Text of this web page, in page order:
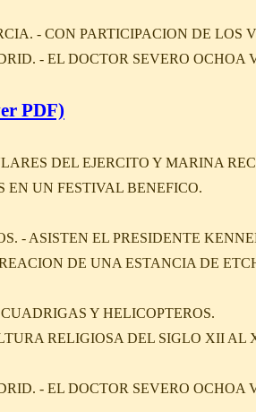
- CON PARTICIPACION DE LOS
- EL DOCTOR SEVERO OCHOA
PDF)
DEL EJERCITO Y MARINA
EN UN FESTIVAL BENEFICO.
- ASISTEN EL PRESIDENTE
DE UNA ESTANCIA DE
Y HELICOPTEROS.
RELIGIOSA DEL SIGLO XII AL
- EL DOCTOR SEVERO OCHOA